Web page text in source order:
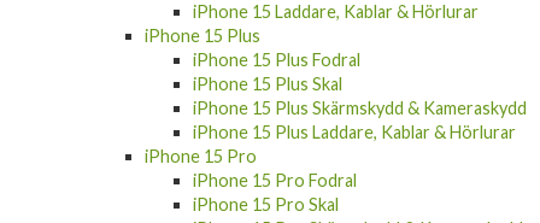
iPhone 15 Laddare, Kablar & Hörlurar
iPhone 15 Plus
iPhone 15 Plus Fodral
iPhone 15 Plus Skal
iPhone 15 Plus Skärmskydd & Kameraskydd
iPhone 15 Plus Laddare, Kablar & Hörlurar
iPhone 15 Pro
iPhone 15 Pro Fodral
iPhone 15 Pro Skal